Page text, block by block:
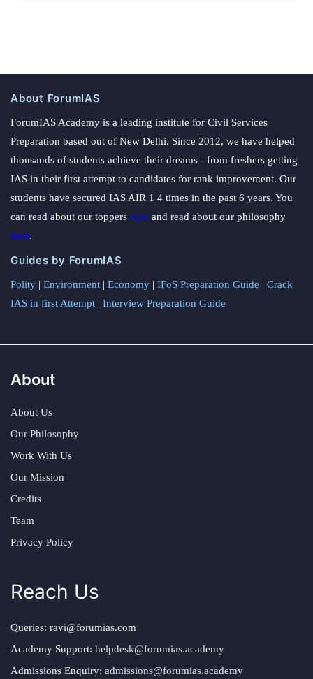
About ForumIAS
ForumIAS Academy is a leading institute for Civil Services
Preparation based out of New Delhi. Since 2012, we have helped
thousands of students achieve their dreams - from freshers getting
IAS in their first attempt to candidates for rank improvement. Our
students have secured IAS AIR 1 4 times in the past 6 years. You
can read about our toppers here and read about our philosophy
here.
Guides by ForumIAS
Polity | Environment | Economy | IFoS Preparation Guide | Crack
IAS in first Attempt | Interview Preparation Guide
About
About Us
Our Philosophy
Work With Us
Our Mission
Credits
Team
Privacy Policy
Reach Us
Queries: ravi@forumias.com
Academy Support: helpdesk@forumias.academy
Admissions Enquiry: admissions@forumias.academy